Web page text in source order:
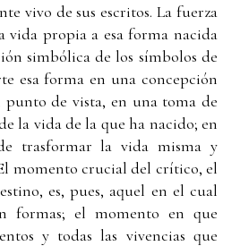
vivo de sus escritos. La fuerza
vida propia a esa forma nacida
simbólica de los símbolos de
esa forma en una concepción
de vista, en una toma de
la vida de la que ha nacido; en
trasformar la vida misma y
momento crucial del crítico, el
es, pues, aquel en el cual
formas; el momento en que
y todas las vivencias que